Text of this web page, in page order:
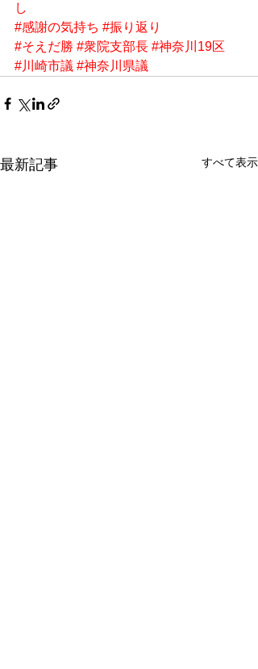
し
#感謝の気持ち #振り返り
#そえだ勝 #衆院支部長 #神奈川19区
#川崎市議 #神奈川県議
最新記事 すべて表示